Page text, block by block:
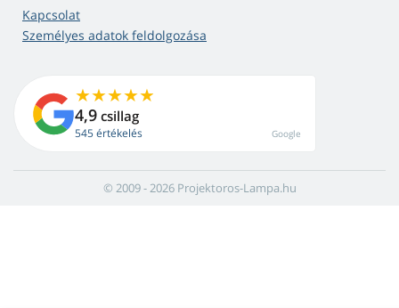
Kapcsolat
Személyes adatok feldolgozása
4,9 csillag
545 értékelés Google
© 2009 - 2026 Projektoros-Lampa.hu